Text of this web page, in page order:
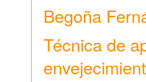
Begoña
Técnica de